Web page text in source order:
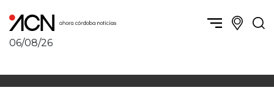
06/08/26
Política y Economía
Córdoba obrera
Córdoba, la ciudad